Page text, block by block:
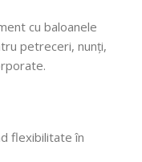
cu baloanele
petreceri, nunți,
flexibilitate în